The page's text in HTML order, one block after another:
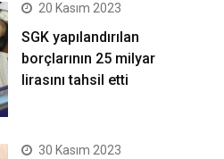
20 Kasım 2023
SGK yapılandırılan
borçlarının 25 milyar
lirasını tahsil etti
30 Kasım 2023